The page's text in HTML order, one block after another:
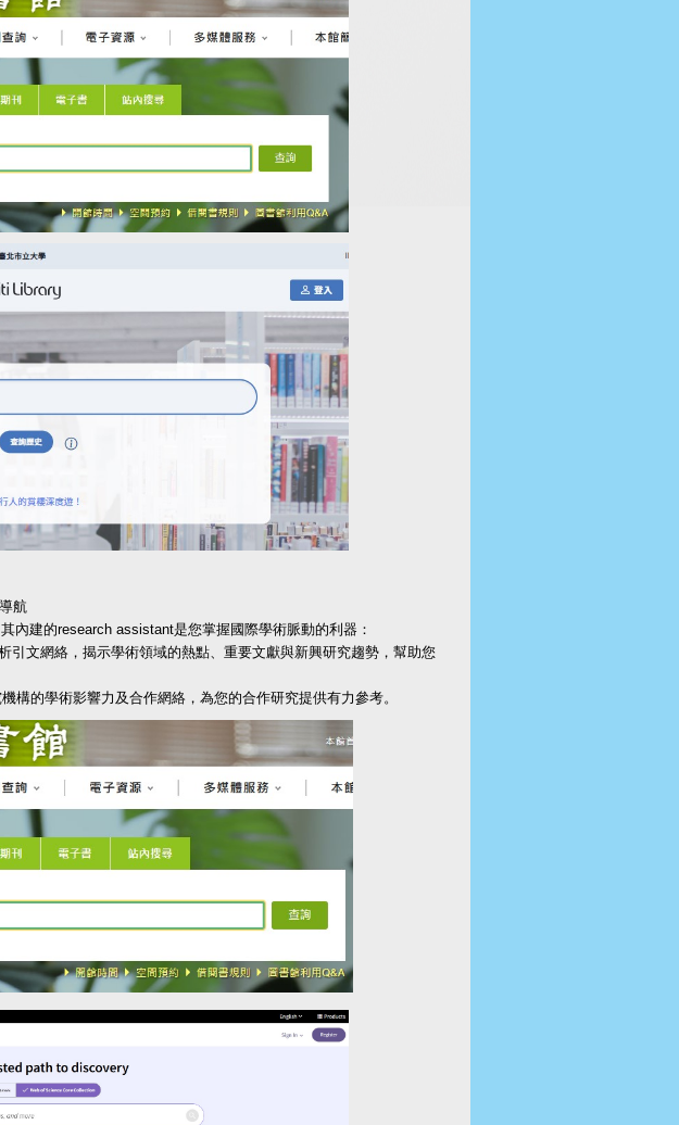
航
建的research assistant是您掌握國際學術脈動的利器：
引文網絡，揭示學術領域的熱點、重要文獻與新興研究趨勢，幫助您
構的學術影響力及合作網絡，為您的合作研究提供有力參考。